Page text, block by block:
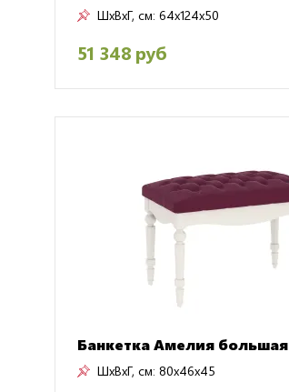
ШxВxГ, см: 64x124x50
51 348 руб
Банкетка Амелия большая
ШxВxГ, см: 80x46x45